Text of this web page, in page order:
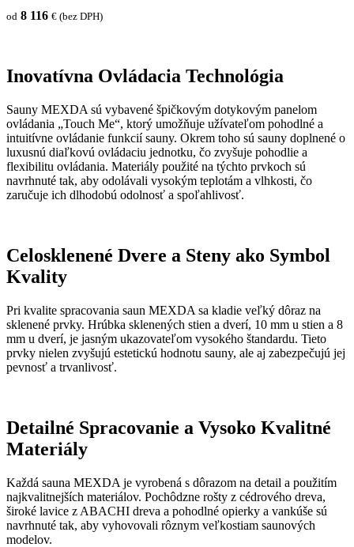
od 8 116 € (bez DPH)
Inovatívna Ovládacia Technológia
Sauny MEXDA sú vybavené špičkovým dotykovým panelom
ovládania „Touch Me“, ktorý umožňuje užívateľom pohodlné a
intuitívne ovládanie funkcií sauny. Okrem toho sú sauny doplnené o
luxusnú diaľkovú ovládaciu jednotku, čo zvyšuje pohodlie a
flexibilitu ovládania. Materiály použité na týchto prvkoch sú
navrhnuté tak, aby odolávali vysokým teplotám a vlhkosti, čo
zaručuje ich dlhodobú odolnosť a spoľahlivosť.
Celosklenené Dvere a Steny ako Symbol
Kvality
Pri kvalite spracovania saun MEXDA sa kladie veľký dôraz na
sklenené prvky. Hrúbka sklenených stien a dverí, 10 mm u stien a 8
mm u dverí, je jasným ukazovateľom vysokého štandardu. Tieto
prvky nielen zvyšujú estetickú hodnotu sauny, ale aj zabezpečujú jej
pevnosť a trvanlivosť.
Detailné Spracovanie a Vysoko Kvalitné
Materiály
Každá sauna MEXDA je vyrobená s dôrazom na detail a použitím
najkvalitnejších materiálov. Pochôdzne rošty z cédrového dreva,
široké lavice z ABACHI dreva a pohodlné opierky a vankúše sú
navrhnuté tak, aby vyhovovali rôznym veľkostiam saunových
modelov.